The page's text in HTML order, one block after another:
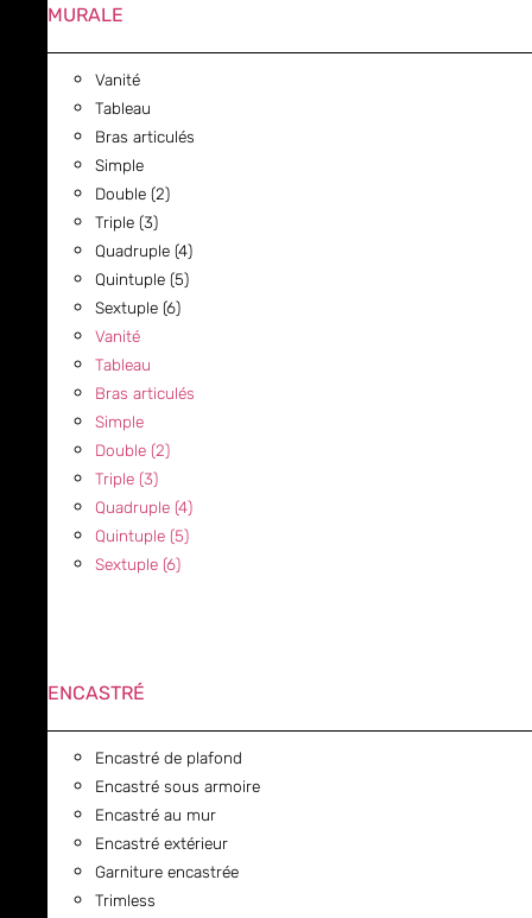
MURALE
Vanité
Tableau
Bras articulés
Simple
Double (2)
Triple (3)
Quadruple (4)
Quintuple (5)
Sextuple (6)
Vanité
Tableau
Bras articulés
Simple
Double (2)
Triple (3)
Quadruple (4)
Quintuple (5)
Sextuple (6)
ENCASTRÉ
Encastré de plafond
Encastré sous armoire
Encastré au mur
Encastré extérieur
Garniture encastrée
Trimless